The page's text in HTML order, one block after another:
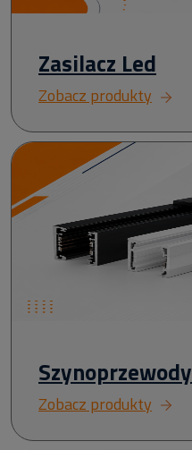
Zasilacz Led
Zobacz produkty
Szynoprzewody
Zobacz produkty